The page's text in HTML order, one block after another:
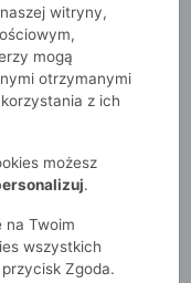
Akcesoria
witryny,
mogą
otrzymanymi
z ich
możesz
.
na Twoim
wszystkich
Zgoda.